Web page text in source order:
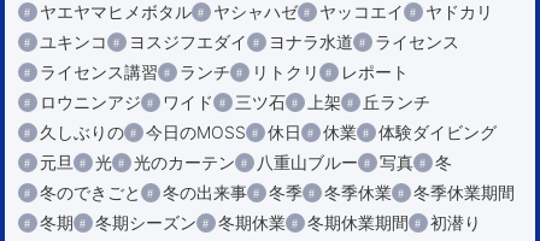
ヤエヤマヒメボタル
ヤシャハゼ ヤッコエイ
ヤドカリ
ユキンコ
ヨスジフエダイ ヨナラ水道
ライセンス
ライセンス講習
ランチ リトクリ
レポート
ロウニンアジ
ワイド 三ツ石 上架
丘ランチ
久しぶりの
今日のMOSS 休日 休業
体験ダイビング
元旦
光 光のカーテン 八重山ブルー 写真
冬
冬のできごと
冬の出来事 冬季 冬季休業
冬季休業期間
冬期
冬期シーズン 冬期休業 冬期休業期間
初潜り